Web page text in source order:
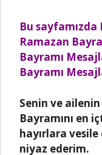
Bu sayfamızda
Ramazan
Bayramı
Bayramı
Senin ve
Bayramını en
hayırlara vesile
niyaz ederim.